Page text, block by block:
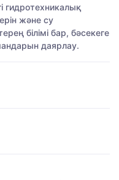
гидротехникалық
және су
білімі бар, бәсекеге
даярлау.